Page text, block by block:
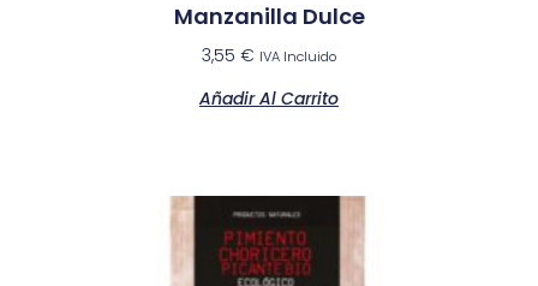
Manzanilla Dulce
3,55 € IVA Incluido
Añadir Al Carrito